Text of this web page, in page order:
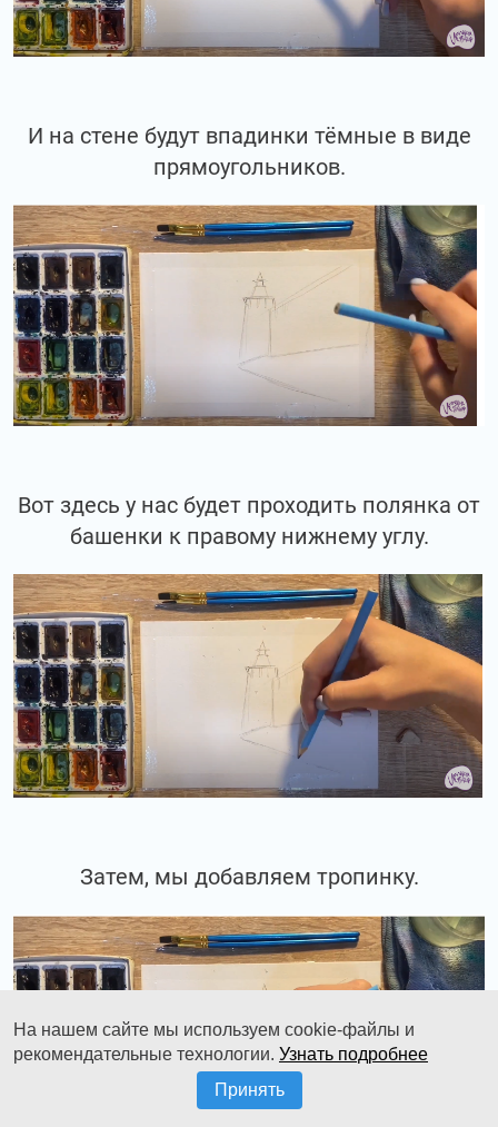
И на стене будут впадинки тёмные в виде
прямоугольников.
Вот здесь у нас будет проходить полянка от
башенки к правому нижнему углу.
Затем, мы добавляем тропинку.
На нашем сайте мы используем cookie-файлы и
рекомендательные технологии. Узнать подробнее
Принять